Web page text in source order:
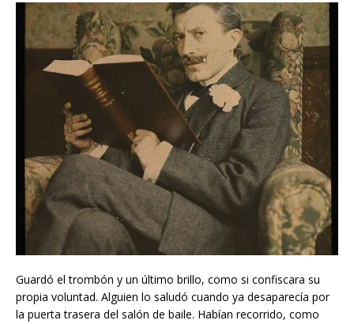
Guardó el trombón y un último brillo, como si confiscara su
propia voluntad. Alguien lo saludó cuando ya desaparecía por
la puerta trasera del salón de baile. Habían recorrido, como